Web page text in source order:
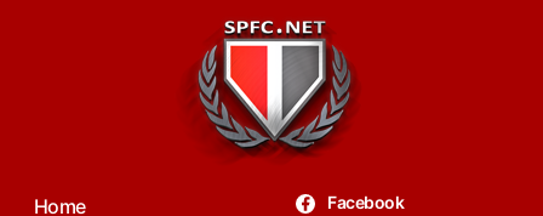
Home Facebook